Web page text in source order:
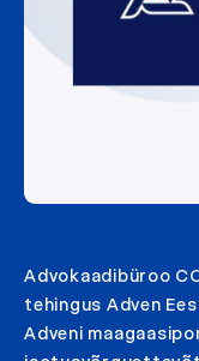
Advokaadibüroo
tehingus Adven
Adveni